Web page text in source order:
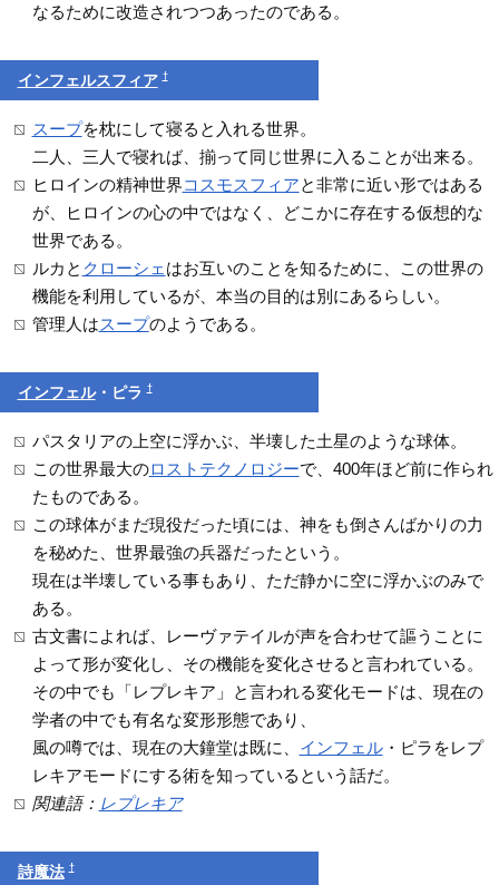
なるために改造されつつあったのである。
インフェルスフィア †
スープを枕にして寝ると入れる世界。
二人、三人で寝れば、揃って同じ世界に入ることが出来る。
ヒロインの精神世界コスモスフィアと非常に近い形ではある
が、ヒロインの心の中ではなく、どこかに存在する仮想的な
世界である。
ルカと クローシェ はお互いのことを知るために、この世界の
機能を利用しているが、本当の目的は別にあるらしい。
管理人はスープのようである。
インフェル・ピラ†
パスタリアの上空に浮かぶ、半壊した土星のような球体。
この世界最大のロストテクノロジーで、400年ほど前に作られ
たものである。
この球体がまだ現役だった頃には、神をも倒さんばかりの力
を秘めた、世界最強の兵器だったという。
現在は半壊している事もあり、ただ静かに空に浮かぶのみで
ある。
古文書によれば、レーヴァテイルが声を合わせて謳うことに
よって形が変化し、その機能を変化させると言われている。
その中でも「レプレキア」と言われる変化モードは、現在の
学者の中でも有名な変形形態であり、
風の噂では、現在の大鐘堂は既に、 インフェル・ピラをレプ
レキアモードにする術を知っているという話だ。
関連語： レプレキア
詩魔法 †